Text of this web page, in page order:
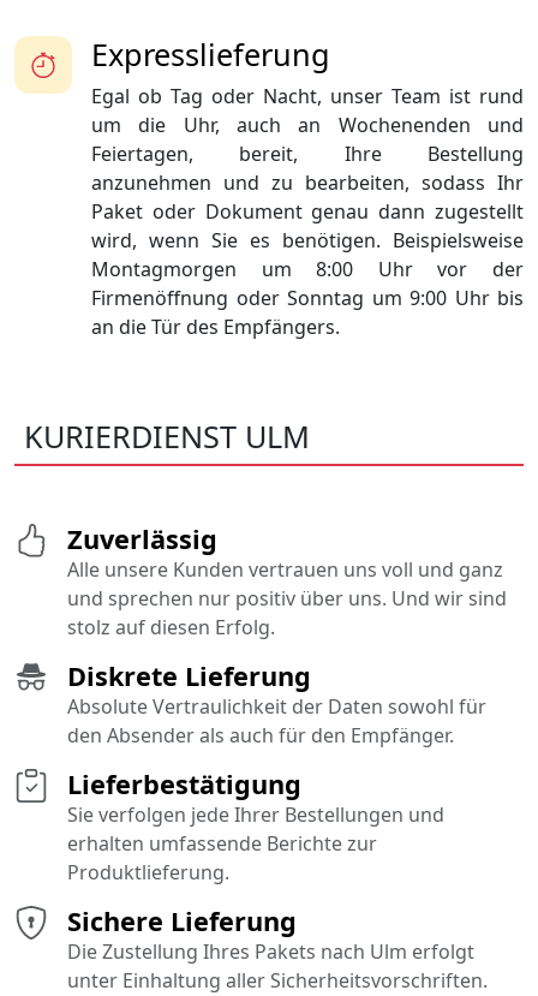
Expresslieferung
Egal ob Tag oder Nacht, unser Team ist rund
um die Uhr, auch an Wochenenden und
Feiertagen, bereit, Ihre Bestellung
anzunehmen und zu bearbeiten, sodass Ihr
Paket oder Dokument genau dann zugestellt
wird, wenn Sie es benötigen. Beispielsweise
Montagmorgen um 8:00 Uhr vor der
Firmenöffnung oder Sonntag um 9:00 Uhr bis
an die Tür des Empfängers.
KURIERDIENST ULM
Sichere Lieferung
Die Zustellung Ihres Pakets nach Ulm erfolgt
unter Einhaltung aller Sicherheitsvorschriften.
Diskrete Lieferung
Absolute Vertraulichkeit der Daten sowohl für
den Absender als auch für den Empfänger.
Lieferbestätigung
Sie verfolgen jede Ihrer Bestellungen und
erhalten umfassende Berichte zur
Produktlieferung.
Zuverlässig
Alle unsere Kunden vertrauen uns voll und ganz
und sprechen nur positiv über uns. Und wir sind
stolz auf diesen Erfolg.